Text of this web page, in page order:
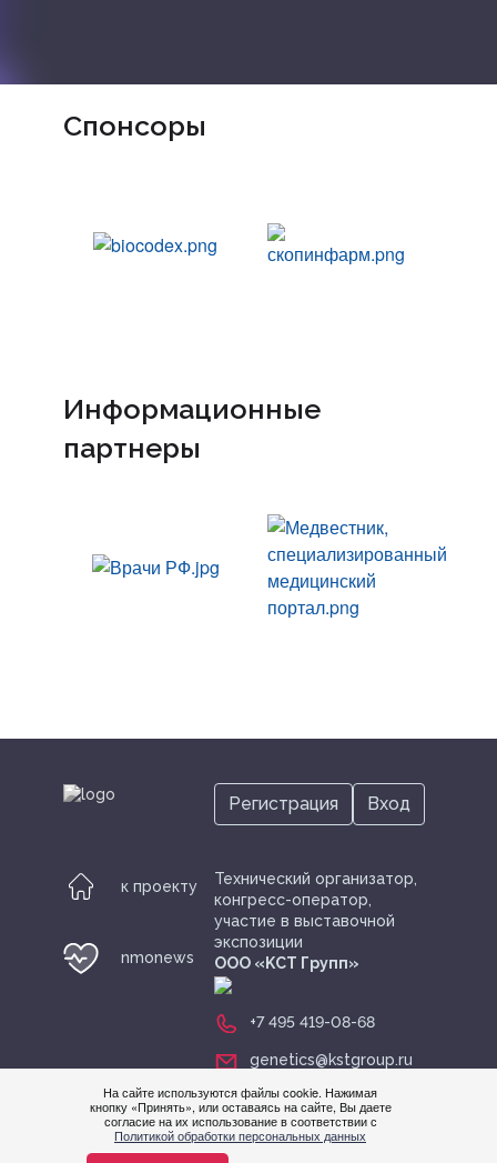
На сайте используются файлы cookie. Нажимая
кнопку «Принять», или оставаясь на сайте, Вы даете
согласие на их использование в соответствии с
Политикой обработки персональных данных
Спонсоры
Информационные
партнеры
к проекту
nmonews
Технический организатор,
конгресс-оператор,
участие в выставочной
экспозиции
ООО «KСТ Групп»
+7 495 419-08-68
genetics@kstgroup.ru
Регистрация Вход